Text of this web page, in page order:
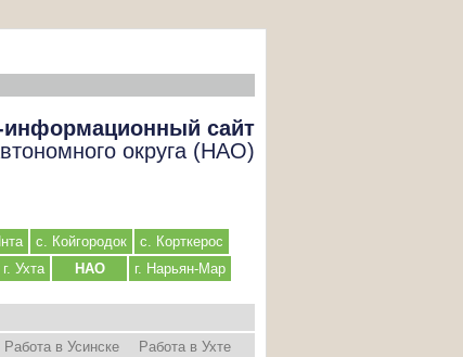
информационный сайт
округа (НАО)
с. Койгородок
с. Корткерос
г. Ухта НАО г. Нарьян-Мар
Работа в Усинске Работа в Ухте